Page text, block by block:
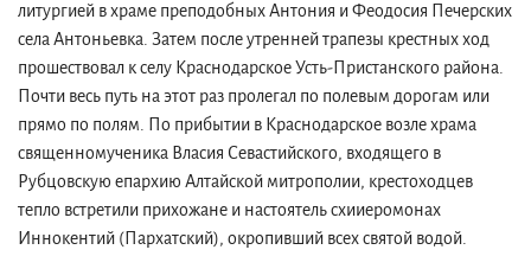
литургией в храме преподобных Антония и Феодосия Печерских
села Антоньевка. Затем после утренней трапезы крестных ход
прошествовал к селу Краснодарское Усть-Пристанского района.
Почти весь путь на этот раз пролегал по полевым дорогам или
прямо по полям. По прибытии в Краснодарское возле храма
священномученика Власия Севастийского, входящего в
Рубцовскую епархию Алтайской митрополии, крестоходцев
тепло встретили прихожане и настоятель схииеромонах
Иннокентий (Пархатский), окропивший всех святой водой.